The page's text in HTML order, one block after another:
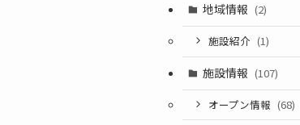
地域情報 (2)
施設紹介 (1)
施設情報 (107)
オープン情報 (68)